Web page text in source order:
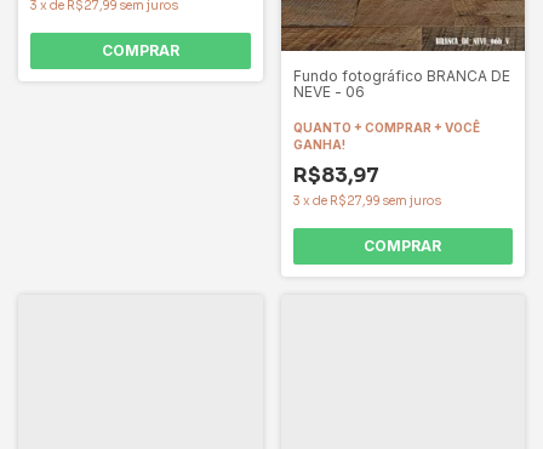
3 x de R$27,99 sem juros
COMPRAR
Fundo fotográfico BRANCA DE
NEVE - 06
QUANTO + COMPRAR + VOCÊ
GANHA!
R$83,97
3 x de R$27,99 sem juros
COMPRAR